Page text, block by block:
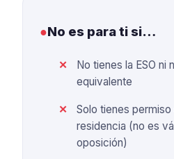
●No es para ti si…
No tienes la ESO ni
equivalente
Solo tienes
residencia (no es
oposición)